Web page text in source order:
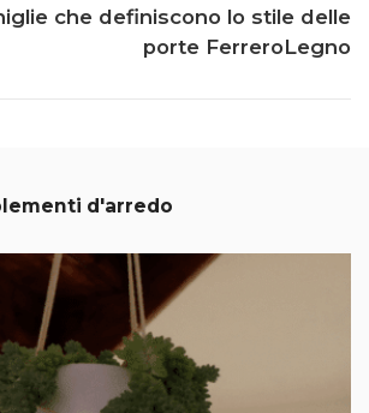
che definiscono lo stile delle
porte FerreroLegno
d'arredo